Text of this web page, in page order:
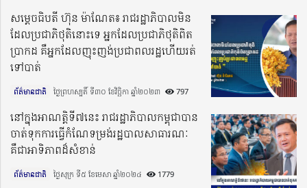
សម្តេចធិបតី ហ៊ុន ម៉ាណែត៖ រាជរដ្ឋាភិបាលមិន
ដែលប្រជាភិថុតិនោះទេ អ្នកដែលប្រជាភិថុតិពិត
ប្រាកដ គឺអ្នកដែលញុះញង់ប្រជាពលរដ្ឋហើយរត់
ទៅបាត់
ព័ត៌មានជាតិ ថ្ងៃព្រហស្បតិ៍ ទី៣០ ខែវិច្ឆិកា ឆ្នាំ២០២៣​ 797
នៅក្នុងអាណត្តិទី៧នេះ រាជរដ្ឋាភិបាលកម្ពុជាបាន
ចាត់ទុកការធ្វើកំណែទម្រង់រដ្ឋបាលសាធារណៈ
គឺជាអាទិភាពដ៏សំខាន់
ព័ត៌មានជាតិ ថ្ងៃសុក្រ ទី៥ ខែមេសា ឆ្នាំ២០២៤​ 1779